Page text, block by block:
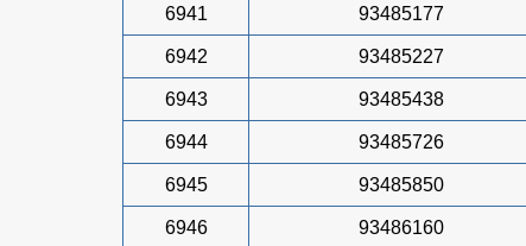
6941 93485177
6942 93485227
6943 93485438
6944 93485726
6945 93485850
6946 93486160